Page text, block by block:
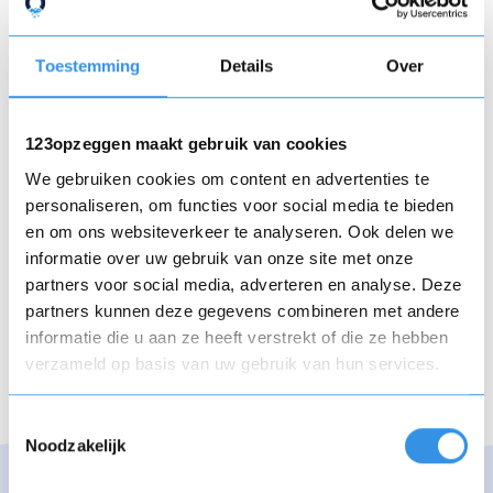
Toestemming Details Over
123opzeggen maakt gebruik van cookies
We gebruiken cookies om content en advertenties te
personaliseren, om functies voor social media te bieden
en om ons websiteverkeer te analyseren. Ook delen we
informatie over uw gebruik van onze site met onze
partners voor social media, adverteren en analyse. Deze
partners kunnen deze gegevens combineren met andere
informatie die u aan ze heeft verstrekt of die ze hebben
verzameld op basis van uw gebruik van hun services.
Noodzakelijk
Het was fijn sporten bij 040 maar ik behaal
niet het receltaat wat ik wilde in verband
met mijn hart problemen.
M.V.G Kees van Bergen
Nuttig Deel
vorige volgende